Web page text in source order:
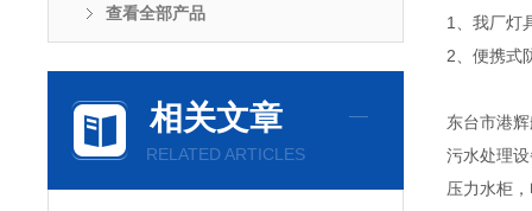
查看全部产品
相关文章
RELATED ARTICLES
1、我厂灯
2、便携式
东台市港
污水处理
压力水柜